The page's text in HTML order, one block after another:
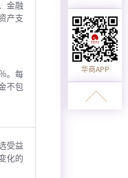
华商APP
金融
产支
。每
不包
受益
化的